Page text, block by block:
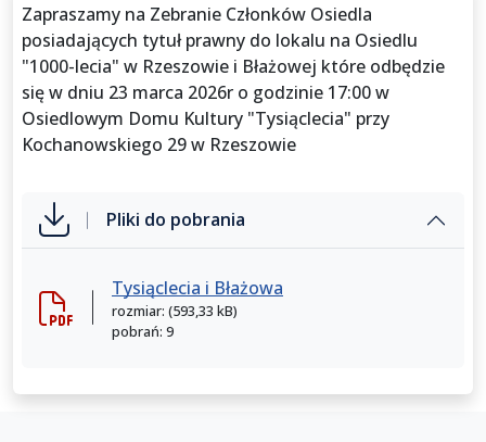
Zapraszamy na Zebranie Członków Osiedla
posiadających tytuł prawny do lokalu na Osiedlu
"1000-lecia" w Rzeszowie i Błażowej które odbędzie
się w dniu 23 marca 2026r o godzinie 17:00 w
Osiedlowym Domu Kultury "Tysiąclecia" przy
Kochanowskiego 29 w Rzeszowie
Pliki do pobrania
Tysiąclecia i Błażowa
rozmiar: (593,33 kB)
pobrań: 9